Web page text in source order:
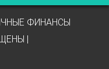
ФИНАНСЫ
|